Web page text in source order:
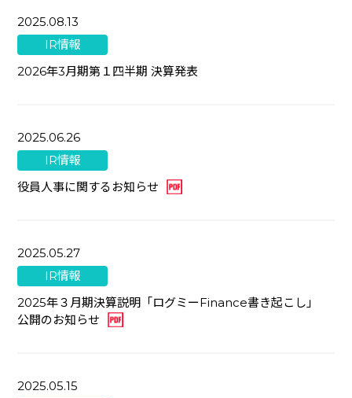
2025.08.13
IR情報
2026年3月期第１四半期 決算発表
2025.06.26
IR情報
役員人事に関するお知らせ
2025.05.27
IR情報
2025年３⽉期決算説明「ログミーFinance書き起こし」
公開のお知らせ
2025.05.15